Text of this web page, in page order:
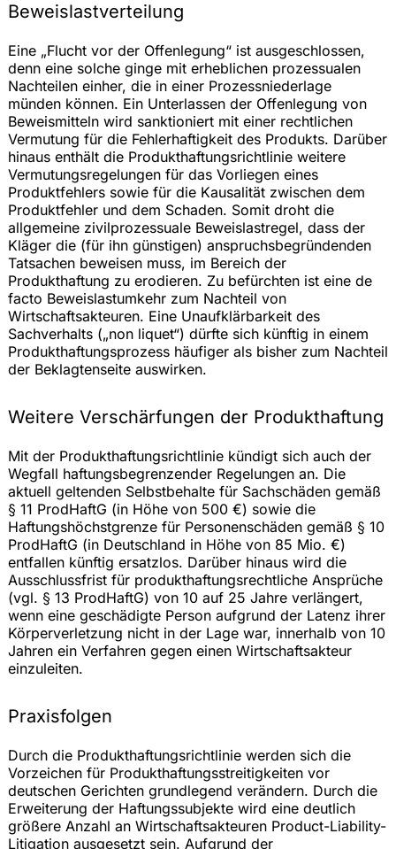
Beweislastverteilung
Eine „Flucht vor der Offenlegung“ ist ausgeschlossen,
denn eine solche ginge mit erheblichen prozessualen
Nachteilen einher, die in einer Prozessniederlage
münden können. Ein Unterlassen der Offenlegung von
Beweismitteln wird sanktioniert mit einer rechtlichen
Vermutung für die Fehlerhaftigkeit des Produkts. Darüber
hinaus enthält die Produkthaftungsrichtlinie weitere
Vermutungsregelungen für das Vorliegen eines
Produktfehlers sowie für die Kausalität zwischen dem
Produktfehler und dem Schaden. Somit droht die
allgemeine zivilprozessuale Beweislastregel, dass der
Kläger die (für ihn günstigen) anspruchsbegründenden
Tatsachen beweisen muss, im Bereich der
Produkthaftung zu erodieren. Zu befürchten ist eine de
facto Beweislastumkehr zum Nachteil von
Wirtschaftsakteuren. Eine Unaufklärbarkeit des
Sachverhalts („non liquet“) dürfte sich künftig in einem
Produkthaftungsprozess häufiger als bisher zum Nachteil
der Beklagtenseite auswirken.
Weitere Verschärfungen der Produkthaftung
Mit der Produkthaftungsrichtlinie kündigt sich auch der
Wegfall haftungsbegrenzender Regelungen an. Die
aktuell geltenden Selbstbehalte für Sachschäden gemäß
§ 11 ProdHaftG (in Höhe von 500 €) sowie die
Haftungshöchstgrenze für Personenschäden gemäß § 10
ProdHaftG (in Deutschland in Höhe von 85 Mio. €)
entfallen künftig ersatzlos. Darüber hinaus wird die
Ausschlussfrist für produkthaftungsrechtliche Ansprüche
(vgl. § 13 ProdHaftG) von 10 auf 25 Jahre verlängert,
wenn eine geschädigte Person aufgrund der Latenz ihrer
Körperverletzung nicht in der Lage war, innerhalb von 10
Jahren ein Verfahren gegen einen Wirtschaftsakteur
einzuleiten.
Praxisfolgen
Durch die Produkthaftungsrichtlinie werden sich die
Vorzeichen für Produkthaftungsstreitigkeiten vor
deutschen Gerichten grundlegend verändern. Durch die
Erweiterung der Haftungssubjekte wird eine deutlich
größere Anzahl an Wirtschaftsakteuren Product-Liability-
Litigation ausgesetzt sein. Aufgrund der